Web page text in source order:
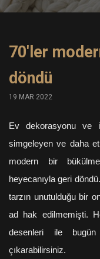
70'ler
döndü
19 MAR 2022
Ev dekorasyonu ve
simgeleyen ve daha
modern bir
heyecanıyla geri
tarzın unutulduğu bir
ad hak edilmemişti.
desenleri ile
çıkarabilirsiniz.